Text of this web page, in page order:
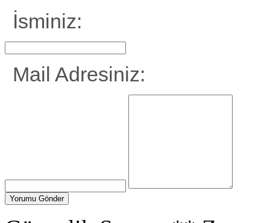
İsminiz:
Mail Adresiniz: